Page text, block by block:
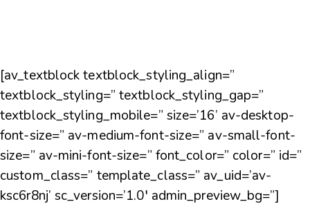
[av_textblock textblock_styling_align=”
textblock_styling=” textblock_styling_gap=”
textblock_styling_mobile=” size=’16’ av-desktop-
font-size=” av-medium-font-size=” av-small-font-
size=” av-mini-font-size=” font_color=” color=” id=”
custom_class=” template_class=” av_uid=’av-
ksc6r8nj’ sc_version=’1.0′ admin_preview_bg=”]